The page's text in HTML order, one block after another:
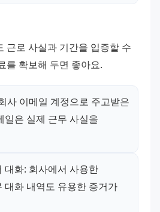
근로 사실과 기간을 입증할 수
를 확보해 두면 좋아요.
사 이메일 계정으로 주고받은
일은 실제 근무 사실을
대화: 회사에서 사용한
대화 내역도 유용한 증거가